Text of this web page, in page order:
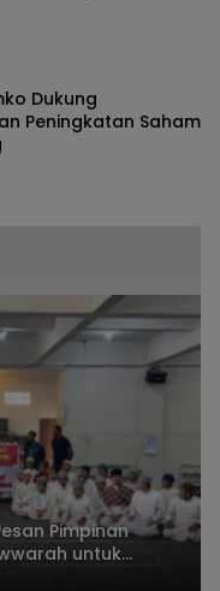
Dukung
Peningkatan Saham
Pimpinan
untuk